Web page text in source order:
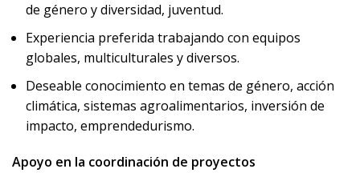
de género y diversidad, juventud.
Experiencia preferida trabajando con equipos
globales, multiculturales y diversos.
Deseable conocimiento en temas de género, acción
climática, sistemas agroalimentarios, inversión de
impacto, emprendedurismo.
Apoyo en la coordinación de proyectos